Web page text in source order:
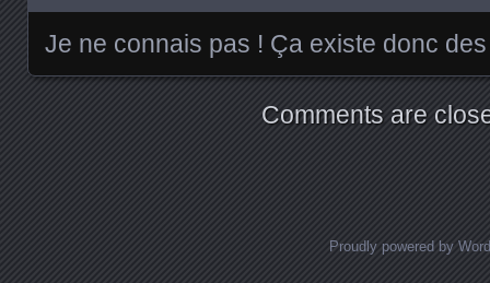
Je ne connais pas ! Ça existe donc
Comments are
Proudly powered by